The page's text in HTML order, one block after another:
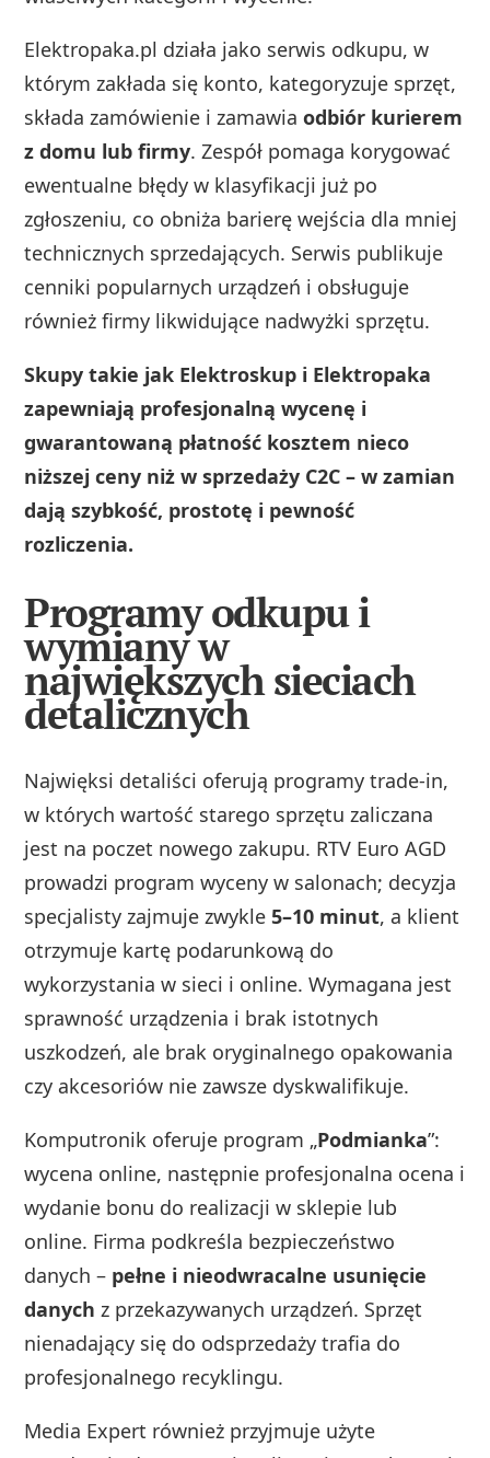
Elektropaka.pl działa jako serwis odkupu, w
którym zakłada się konto, kategoryzuje sprzęt,
składa zamówienie i zamawiaodbiór kurierem
z domu lub firmy. Zespół pomaga korygować
ewentualne błędy w klasyfikacji już po
zgłoszeniu, co obniża barierę wejścia dla mniej
technicznych sprzedających. Serwis publikuje
cenniki popularnych urządzeń i obsługuje
również firmy likwidujące nadwyżki sprzętu.
Skupy takie jak Elektroskup i Elektropaka
zapewniają profesjonalną wycenę i
gwarantowaną płatność kosztem nieco
niższej ceny niż w sprzedaży C2C – w zamian
dają szybkość, prostotę i pewność
rozliczenia.
Programy odkupu i
wymiany w
największych sieciach
detalicznych
Najwięksi detaliści oferują programy trade‑in,
w których wartość starego sprzętu zaliczana
jest na poczet nowego zakupu. RTV Euro AGD
prowadzi program wyceny w salonach; decyzja
specjalisty zajmuje zwykle5–10 minut, a klient
otrzymuje kartę podarunkową do
wykorzystania w sieci i online. Wymagana jest
sprawność urządzenia i brak istotnych
uszkodzeń, ale brak oryginalnego opakowania
czy akcesoriów nie zawsze dyskwalifikuje.
Komputronik oferuje program „Podmianka”:
wycena online, następnie profesjonalna ocena i
wydanie bonu do realizacji w sklepie lub
online. Firma podkreśla bezpieczeństwo
danych – pełne i nieodwracalne usunięcie
danych z przekazywanych urządzeń. Sprzęt
nienadający się do odsprzedaży trafia do
profesjonalnego recyklingu.
Media Expert również przyjmuje użyte